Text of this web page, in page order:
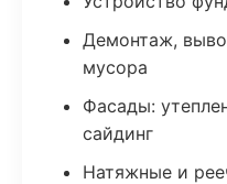
Демонтаж,
мусора
Фасады:
сайдинг
Натяжные и